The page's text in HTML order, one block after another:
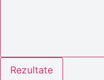
Rezultate